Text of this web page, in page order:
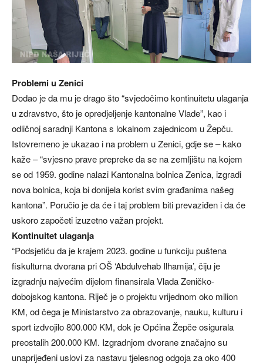
Problemi u Zenici
Dodao je da mu je drago što “svjedočimo kontinuitetu ulaganja
u zdravstvo, što je opredjeljenje kantonalne Vlade”, kao i
odličnoj saradnji Kantona s lokalnom zajednicom u Žepču.
Istovremeno je ukazao i na problem u Zenici, gdje se – kako
kaže – “svjesno prave prepreke da se na zemljištu na kojem
se od 1959. godine nalazi Kantonalna bolnica Zenica, izgradi
nova bolnica, koja bi donijela korist svim građanima našeg
kantona”. Poručio je da će i taj problem biti prevaziđen i da će
uskoro započeti izuzetno važan projekt.
Kontinuitet ulaganja
“Podsjetiću da je krajem 2023. godine u funkciju puštena
fiskulturna dvorana pri OŠ ‘Abdulvehab Ilhamija’, čiju je
izgradnju najvećim dijelom finansirala Vlada Zeničko-
dobojskog kantona. Riječ je o projektu vrijednom oko milion
KM, od čega je Ministarstvo za obrazovanje, nauku, kulturu i
sport izdvojilo 800.000 KM, dok je Općina Žepče osigurala
preostalih 200.000 KM. Izgradnjom dvorane značajno su
unaprijeđeni uslovi za nastavu tjelesnog odgoja za oko 400